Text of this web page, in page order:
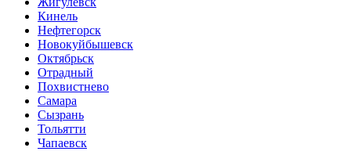
Кинель
Нефтегорск
Новокуйбышевск
Октябрьск
Отрадный
Похвистнево
Самара
Сызрань
Тольятти
Чапаевск